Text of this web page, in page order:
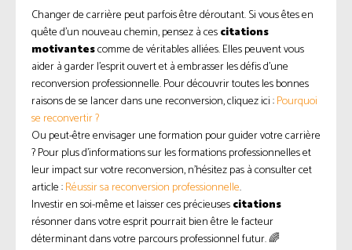
Changer de carrière peut parfois être déroutant. Si vous êtes en
quête d’un nouveau chemin, pensez à cescitations
motivantescomme de véritables alliées. Elles peuvent vous
aider à garder l’esprit ouvert et à embrasser les défis d’une
reconversion professionnelle. Pour découvrir toutes les bonnes
raisons de se lancer dans une reconversion, cliquez ici :Pourquoi
se reconvertir ?
Ou peut-être envisager une formation pour guider votre carrière
? Pour plus d’informations sur les formations professionnelles et
leur impact sur votre reconversion, n’hésitez pas à consulter cet
article :Réussir sa reconversion professionnelle.
Investir en soi-même et laisser ces précieusescitations
résonner dans votre esprit pourrait bien être le facteur
déterminant dans votre parcours professionnel futur. 🌈